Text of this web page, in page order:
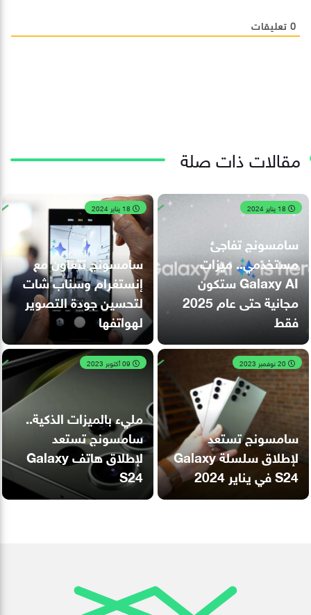
0 تعليقات
مقالات ذات صلة
سامسونج تفاجئ
مستخدمي.. ميزات
Galaxy AI ستكون
مجانية حتى عام 2025
فقط
سامسونج تتعاون مع
إنستغرام وسناب شات
لتحسين جودة التصوير
لهواتفها
سامسونج تستعد
لإطلاق سلسلة Galaxy
S24 في يناير 2024
مليء بالميزات الذكية..
سامسونج تستعد
لإطلاق هاتف Galaxy
S24